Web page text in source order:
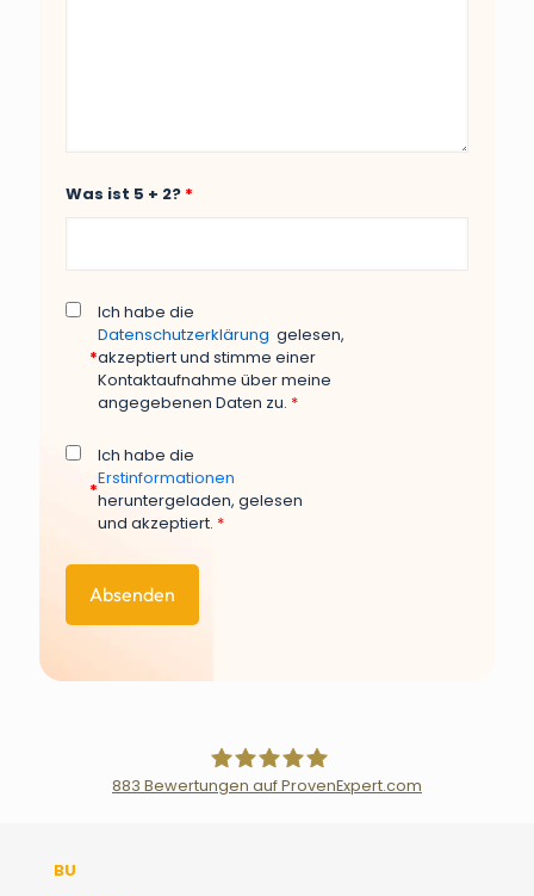
Was ist 5 + 2? *
*
Ich habe die
Datenschutzerklärung gelesen,
akzeptiert und stimme einer
Kontaktaufnahme über meine
angegebenen Daten zu. *
*
Ich habe die
Erstinformationen
heruntergeladen, gelesen
und akzeptiert. *
883 Bewertungen auf ProvenExpert.com
BU